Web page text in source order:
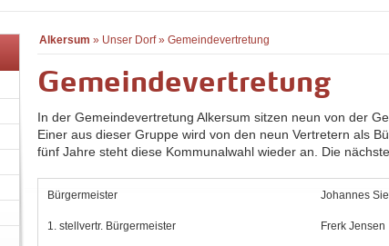
Alkersum » Unser Dorf» Gemeindevertretung
Gemeindevertretung
In der Gemeindevertretung Alkersum sitzen neun von der
Einer aus dieser Gruppe wird von den neun Vertretern als
fünf Jahre steht diese Kommunalwahl wieder an. Die
Bürgermeister Johannes
1. stellvertr. Bürgermeister Frerk Jensen